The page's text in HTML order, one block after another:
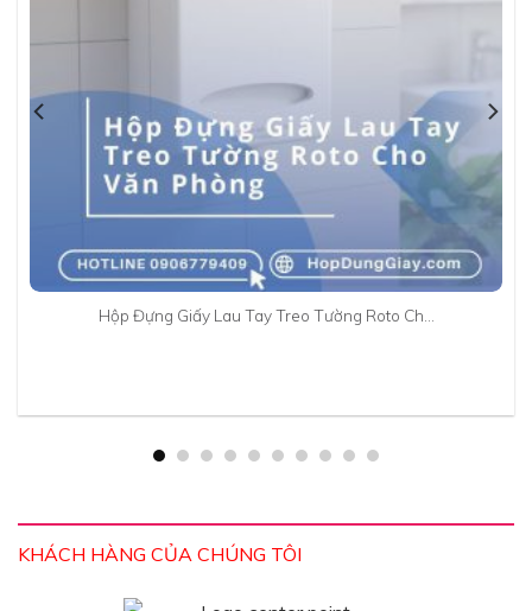
Hộp Đựng Giấy Lau Tay Treo Tường Roto Ch…
KHÁCH HÀNG CỦA CHÚNG TÔI